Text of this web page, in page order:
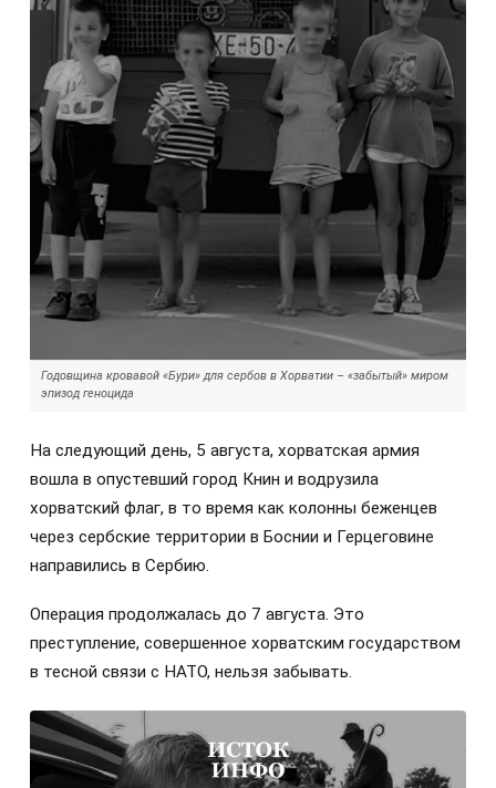
Годовщина кровавой «Бури» для сербов в Хорватии – «забытый» миром
эпизод геноцида
На следующий день, 5 августа, хорватская армия
вошла в опустевший город Книн и водрузила
хорватский флаг, в то время как колонны беженцев
через сербские территории в Боснии и Герцеговине
направились в Сербию.
Операция продолжалась до 7 августа. Это
преступление, совершенное хорватским государством
в тесной связи с НАТО, нельзя забывать.